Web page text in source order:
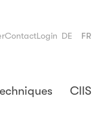
ContactLogin DE FR
CIIS